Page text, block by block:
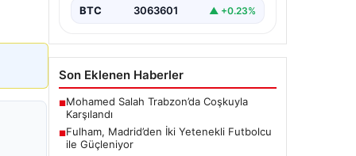
BTC 3063601 ▲ +0.23%
Son Eklenen Haberler
■Mohamed Salah Trabzon’da Coşkuyla
Karşılandı
■Fulham, Madrid’den İki Yetenekli Futbolcu
ile Güçleniyor